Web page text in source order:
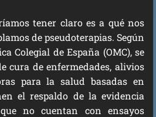
tener claro es a qué nos
de pseudoterapias. Según
Colegial de España (OMC), se
cura de enfermedades, alivios
para la salud basadas en
el respaldo de la evidencia
no cuentan con ensayos